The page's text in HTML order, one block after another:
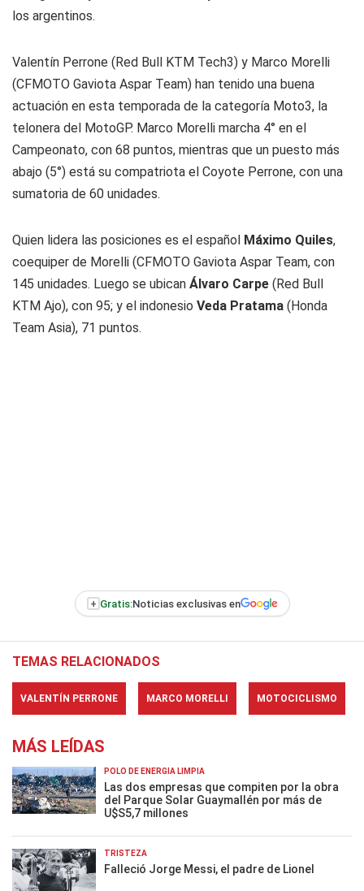
los argentinos.
Valentín Perrone (Red Bull KTM Tech3) y Marco Morelli
(CFMOTO Gaviota Aspar Team) han tenido una buena
actuación en esta temporada de la categoría Moto3, la
telonera del MotoGP. Marco Morelli marcha 4° en el
Campeonato, con 68 puntos, mientras que un puesto más
abajo (5°) está su compatriota el Coyote Perrone, con una
sumatoria de 60 unidades.
Quien lidera las posiciones es el español Máximo Quiles,
coequiper de Morelli (CFMOTO Gaviota Aspar Team, con
145 unidades. Luego se ubican Álvaro Carpe (Red Bull
KTM Ajo), con 95; y el indonesio Veda Pratama (Honda
Team Asia), 71 puntos.
+ Gratis:Noticias exclusivas en
TEMAS RELACIONADOS
VALENTÍN PERRONE MARCO MORELLI MOTOCICLISMO
MÁS LEÍDAS
POLO DE ENERGÍA LIMPIA
Las dos empresas que compiten por la obra
del Parque Solar Guaymallén por más de
U$S5,7 millones
TRISTEZA
Falleció Jorge Messi, el padre de Lionel